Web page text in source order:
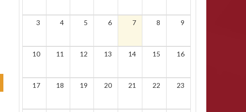
3 4 5 6 7 8 9
10 11 12 13 14 15 16
17 18 19 20 21 22 23